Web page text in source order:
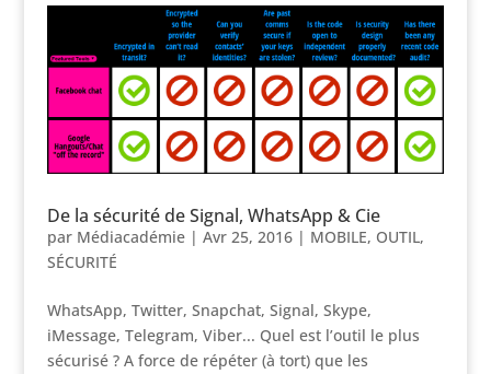
De la sécurité de Signal, WhatsApp & Cie
par Médiacadémie| Avr 25, 2016| MOBILE, OUTIL,
SÉCURITÉ
WhatsApp, Twitter, Snapchat, Signal, Skype,
iMessage, Telegram, Viber... Quel est l’outil le plus
sécurisé ? A force de répéter (à tort) que les